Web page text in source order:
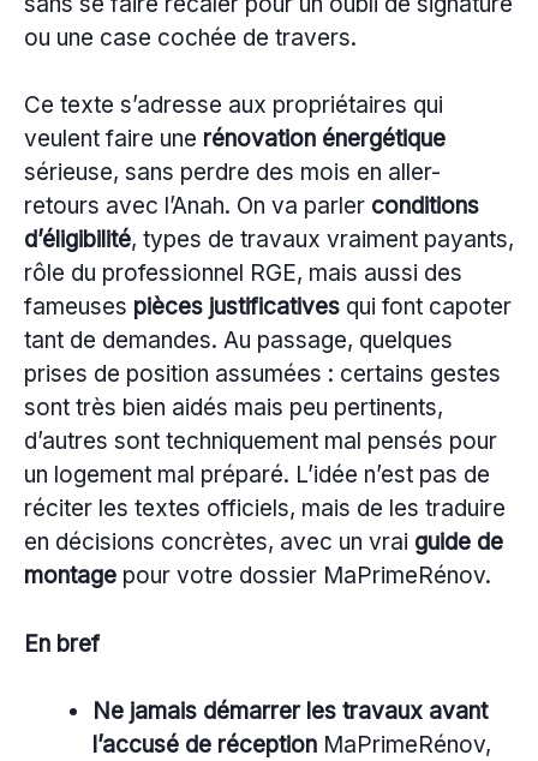
ou une case cochée de travers.
Ce texte s’adresse aux propriétaires qui
veulent faire une rénovation énergétique
sérieuse, sans perdre des mois en aller-
retours avec l’Anah. On va parler conditions
d’éligibilité, types de travaux vraiment payants,
rôle du professionnel RGE, mais aussi des
fameuses pièces justificatives qui font capoter
tant de demandes. Au passage, quelques
prises de position assumées : certains gestes
sont très bien aidés mais peu pertinents,
d’autres sont techniquement mal pensés pour
un logement mal préparé. L’idée n’est pas de
réciter les textes officiels, mais de les traduire
en décisions concrètes, avec un vrai guide de
montage pour votre dossier MaPrimeRénov.
En bref
Ne jamais démarrer les travaux avant
l’accusé de réception MaPrimeRénov,